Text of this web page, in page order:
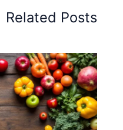
Related Posts